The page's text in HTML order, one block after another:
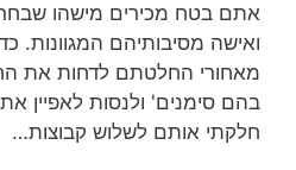
אתם בטח מכירים מישהו
ואישה מסיבותיהם המגוונות.
מאחורי החלטתם לדחות את
בהם סימנים' ולנסות לאפיין
חלקתי אותם לשלוש קבוצות…